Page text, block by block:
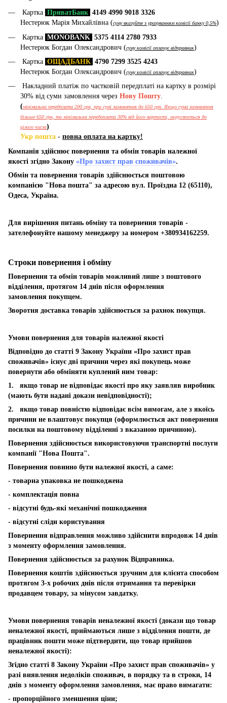
Картка ПриватБанк 4149 4990 9018 3326
Нестерюк Марія Михайлівна (суму вказуйте з урахуванням комісії банку 0,5%)
Картка MONOBANK 5375 4114 2780 7933
Нестерюк Богдан Олександрович (суму комісії оплачує відправник)
Картка ОЩАДБАНК 4790 7299 3525 4243
Нестерюк Богдан Олександрович (суму комісії оплачує відправник)
Накладний платіж по частковій передплаті на картку в розмірі
30% від суми замовлення через Нову Пошту.
(мінімальна передплата 200 грн, при сумі замовлення до 650 грн. Якщо сума замовлення
більше 650 грн, то мінімальна передоплата 30% від його вартості, округлюється до
цілого числа)
Укр пошта - повна оплата на картку!
Компанія здійснює повернення та обмін товарів належної
якості згідно Закону «Про захист прав споживачів».
Обмін та повернення товарів здійснюється поштовою
компанією "Нова пошта" за адресою вул. Проїздна 12 (65110),
Одеса, Україна.
Для вирішення питань обміну та повернення товарів -
зателефонуйте нашому менеджеру за номером +380934162259.
Строки повернення і обміну
Повернення та обмін товарів можливий лише з поштового
відділення, протягом 14 днів після оформлення
замовлення покупцем.
Зворотня доставка товарів здійснюється за рахнок покупця.
Умови повернення для товарів належної якості
Відповідно до статті 9 Закону України «Про захист прав
споживачів» існує дві причини через які покупець може
повернути або обміняти куплений ним товар:
1. якщо товар не відповідає якості про яку заявляв виробник
(мають бути надані докази невідповідності);
2. якщо товар повністю відповідає всім вимогам, але з якоїсь
причини не влаштовує покупця (оформлюється акт повернення
посилки на поштовому відділенні з вказаною причиною).
Повернення здійснюється використовуючи транспортні послуги
компанії "Нова Пошта".
Повернення повинно бути належної якості, а саме:
- товарна упаковка не пошкоджена
- комплектація повна
- відсутні будь-які механічні пошкодження
- відсутні сліди користування
Повернення відправлення можливо здійснити впродовж 14 днів
з моменту оформлення замовлення.
Повернення здійснюється за рахунок Відправника.
Повернення коштів здійснюється зручним для клієнта способом
протягом 3-х робочих днів після отримання та перевірки
продавцем товару, за мінусом завдатку.
Умови повернення товарів неналежної якості (докази що товар
неналежної якості, приймаються лише з відділення пошти, де
працівник пошти може підтвердити, що товар прийшов
неналежної якості):
Згідно статті 8 Закону України «Про захист прав споживачів» у
разі виявлення недоліків споживач, в порядку та в строки, 14
днів з моменту оформлення замовлення, має право вимагати:
- пропорційного зменшення ціни;